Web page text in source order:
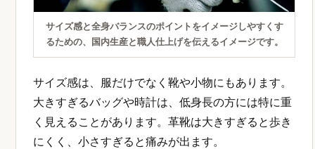
サイズ感と全身バランスのポイントをイメージしやすくす
るための、国内生産と職人仕上げを伝えるイメージです。
サイズ感は、服だけでなく靴や小物にもあります。
大きすぎるバッグや時計は、低身長の方には特に重
く見えることがあります。革靴は大きすぎると歩き
にくく、小さすぎると痛みが出ます。